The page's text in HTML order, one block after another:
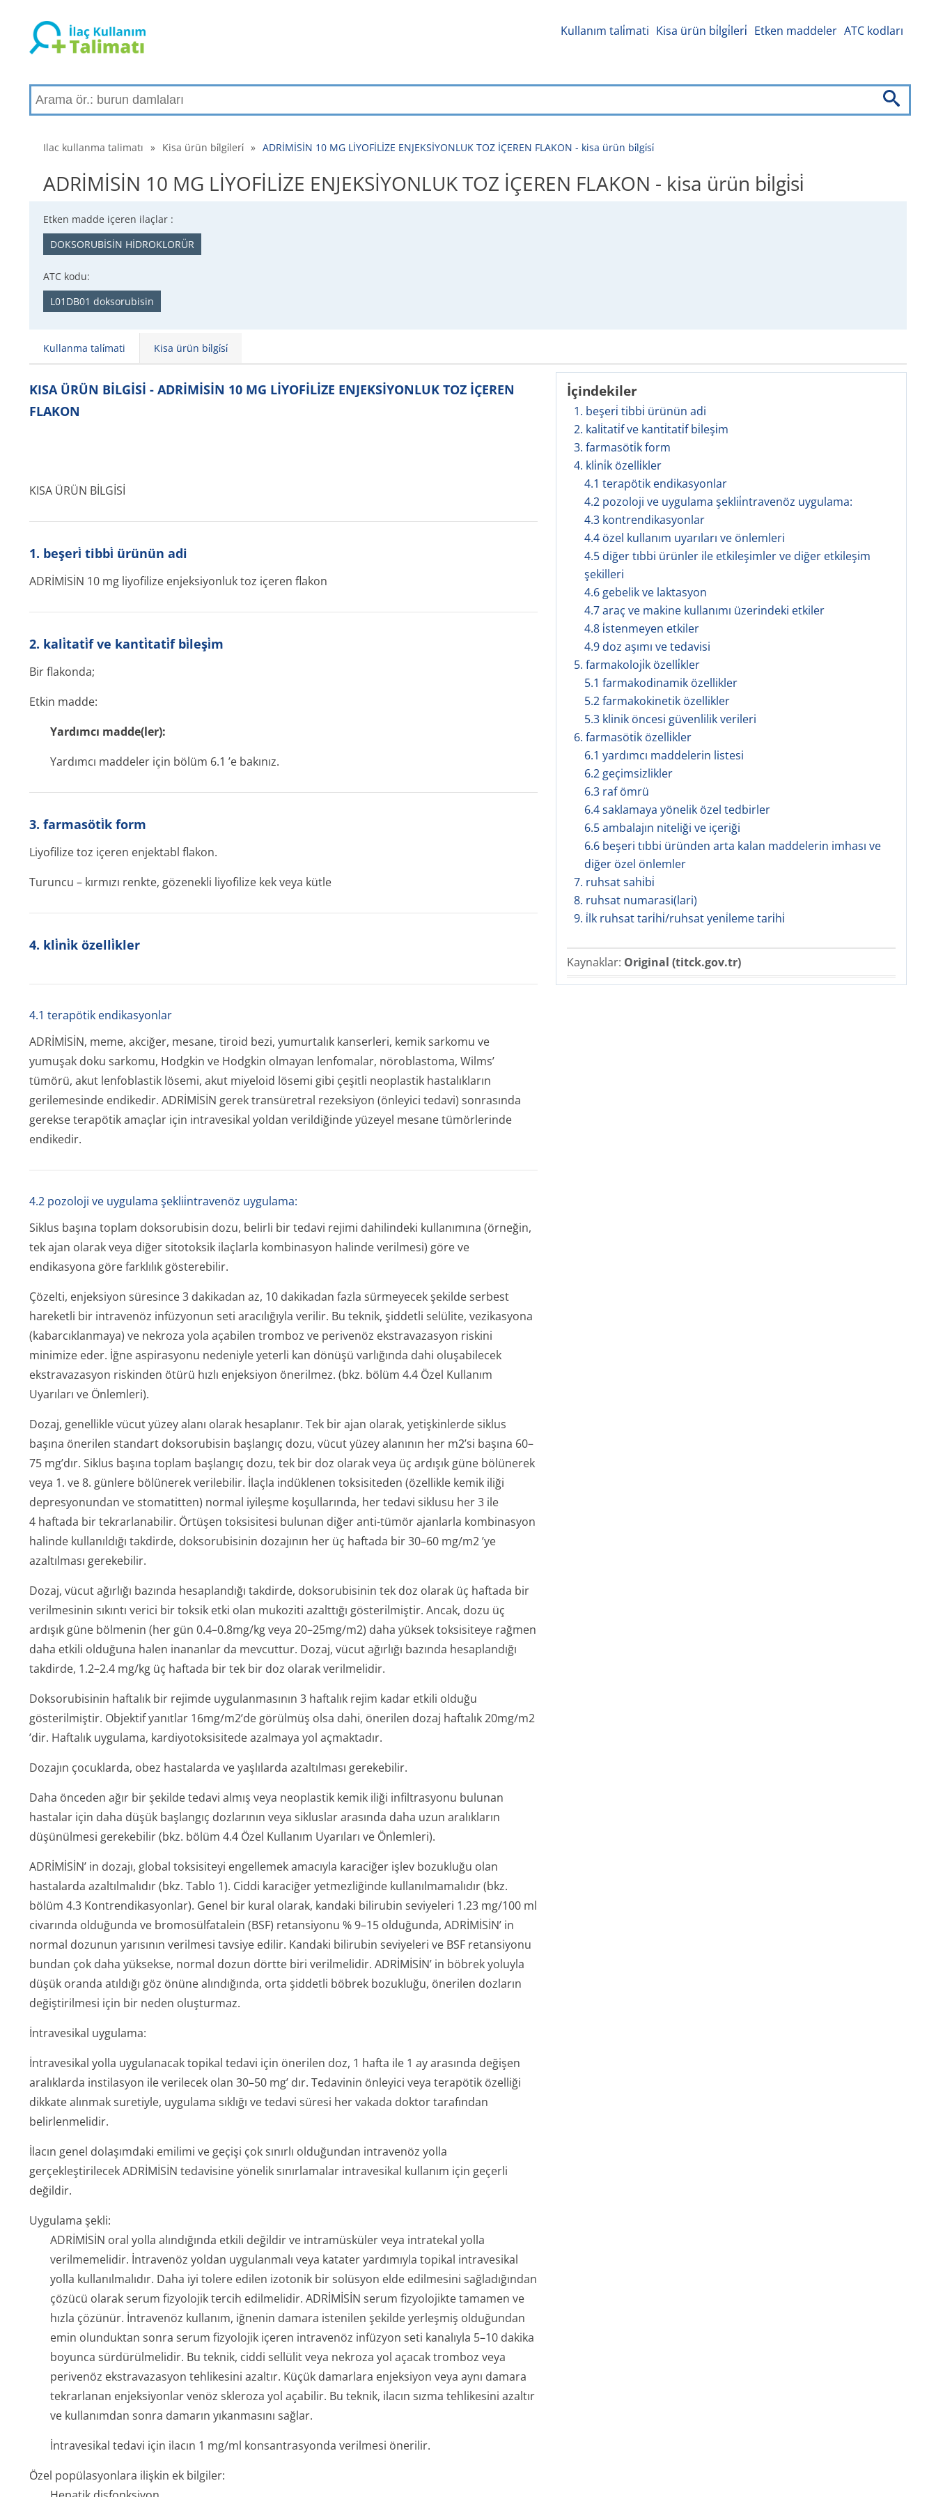
Kullanım tali̇mati Kisa ürün bi̇lgi̇leri̇ Etken maddeler ATC kodları
Ilac kullanma talimatı » Kisa ürün bi̇lgi̇leri̇ » ADRİMİSİN 10 MG LİYOFİLİZE ENJEKSİYONLUK TOZ İÇEREN FLAKON - kisa ürün bi̇lgi̇si̇
ADRİMİSİN 10 MG LİYOFİLİZE ENJEKSİYONLUK TOZ İÇEREN FLAKON - kisa ürün bi̇lgi̇si̇
Etken madde içeren ilaçlar :
DOKSORUBİSİN HİDROKLORÜR
ATC kodu:
L01DB01 doksorubisin
Kullanma tali̇mati Kisa ürün bi̇lgi̇si̇
İçindekiler
1. beşeri̇ tibbi̇ ürünün adi
2. kali̇tati̇f ve kanti̇tati̇f bi̇leşi̇m
3. farmasöti̇k form
4. kli̇ni̇k özelli̇kler
4.1 terapötik endikasyonlar
4.2 pozoloji ve uygulama şeklii̇ntravenöz uygulama:
4.3 kontrendikasyonlar
4.4 özel kullanım uyarıları ve önlemleri
4.5 diğer tıbbi ürünler ile etkileşimler ve diğer etkileşim
şekilleri
4.6 gebelik ve laktasyon
4.7 araç ve makine kullanımı üzerindeki etkiler
4.8 i̇stenmeyen etkiler
4.9 doz aşımı ve tedavisi
5. farmakoloji̇k özelli̇kler
5.1 farmakodinamik özellikler
5.2 farmakokinetik özellikler
5.3 klinik öncesi güvenlilik verileri
6. farmasöti̇k özelli̇kler
6.1 yardımcı maddelerin listesi
6.2 geçimsizlikler
6.3 raf ömrü
6.4 saklamaya yönelik özel tedbirler
6.5 ambalajın niteliği ve içeriği
6.6 beşeri tıbbi üründen arta kalan maddelerin imhası ve
diğer özel önlemler
7. ruhsat sahi̇bi̇
8. ruhsat numarasi(lari)
9. i̇lk ruhsat tari̇hi̇/ruhsat yeni̇leme tari̇hi̇
Kaynaklar: Original (titck.gov.tr)
KISA ÜRÜN BİLGİSİ - ADRİMİSİN 10 MG LİYOFİLİZE ENJEKSİYONLUK TOZ İÇEREN
FLAKON
KISA ÜRÜN BİLGİSİ
1. beşeri̇ tibbi̇ ürünün adi
ADRİMİSİN 10 mg liyofilize enjeksiyonluk toz içeren flakon
2. kali̇tati̇f ve kanti̇tati̇f bi̇leşi̇m
Bir flakonda;
Etkin madde:
Yardımcı madde(ler):
Yardımcı maddeler için bölüm 6.1 ’e bakınız.
3. farmasöti̇k form
Liyofilize toz içeren enjektabl flakon.
Turuncu – kırmızı renkte, gözenekli liyofilize kek veya kütle
4. kli̇ni̇k özelli̇kler
4.1 terapötik endikasyonlar
ADRİMİSİN, meme, akciğer, mesane, tiroid bezi, yumurtalık kanserleri, kemik sarkomu ve
yumuşak doku sarkomu, Hodgkin ve Hodgkin olmayan lenfomalar, nöroblastoma, Wilms’
tümörü, akut lenfoblastik lösemi, akut miyeloid lösemi gibi çeşitli neoplastik hastalıkların
gerilemesinde endikedir. ADRİMİSİN gerek transüretral rezeksiyon (önleyici tedavi) sonrasında
gerekse terapötik amaçlar için intravesikal yoldan verildiğinde yüzeyel mesane tümörlerinde
endikedir.
4.2 pozoloji ve uygulama şeklii̇ntravenöz uygulama:
Siklus başına toplam doksorubisin dozu, belirli bir tedavi rejimi dahilindeki kullanımına (örneğin,
tek ajan olarak veya diğer sitotoksik ilaçlarla kombinasyon halinde verilmesi) göre ve
endikasyona göre farklılık gösterebilir.
Çözelti, enjeksiyon süresince 3 dakikadan az, 10 dakikadan fazla sürmeyecek şekilde serbest
hareketli bir intravenöz infüzyonun seti aracılığıyla verilir. Bu teknik, şiddetli selülite, vezikasyona
(kabarcıklanmaya) ve nekroza yola açabilen tromboz ve perivenöz ekstravazasyon riskini
minimize eder. İğne aspirasyonu nedeniyle yeterli kan dönüşü varlığında dahi oluşabilecek
ekstravazasyon riskinden ötürü hızlı enjeksiyon önerilmez. (bkz. bölüm 4.4 Özel Kullanım
Uyarıları ve Önlemleri).
Dozaj, genellikle vücut yüzey alanı olarak hesaplanır. Tek bir ajan olarak, yetişkinlerde siklus
başına önerilen standart doksorubisin başlangıç dozu, vücut yüzey alanının her m2’si başına 60–
75 mg’dır. Siklus başına toplam başlangıç dozu, tek bir doz olarak veya üç ardışık güne bölünerek
veya 1. ve 8. günlere bölünerek verilebilir. İlaçla indüklenen toksisiteden (özellikle kemik iliği
depresyonundan ve stomatitten) normal iyileşme koşullarında, her tedavi siklusu her 3 ile
4 haftada bir tekrarlanabilir. Örtüşen toksisitesi bulunan diğer anti-tümör ajanlarla kombinasyon
halinde kullanıldığı takdirde, doksorubisinin dozajının her üç haftada bir 30–60 mg/m2 ’ye
azaltılması gerekebilir.
Dozaj, vücut ağırlığı bazında hesaplandığı takdirde, doksorubisinin tek doz olarak üç haftada bir
verilmesinin sıkıntı verici bir toksik etki olan mukoziti azalttığı gösterilmiştir. Ancak, dozu üç
ardışık güne bölmenin (her gün 0.4–0.8mg/kg veya 20–25mg/m2) daha yüksek toksisiteye rağmen
daha etkili olduğuna halen inananlar da mevcuttur. Dozaj, vücut ağırlığı bazında hesaplandığı
takdirde, 1.2–2.4 mg/kg üç haftada bir tek bir doz olarak verilmelidir.
Doksorubisinin haftalık bir rejimde uygulanmasının 3 haftalık rejim kadar etkili olduğu
gösterilmiştir. Objektif yanıtlar 16mg/m2’de görülmüş olsa dahi, önerilen dozaj haftalık 20mg/m2
’dir. Haftalık uygulama, kardiyotoksisitede azalmaya yol açmaktadır.
Dozajın çocuklarda, obez hastalarda ve yaşlılarda azaltılması gerekebilir.
Daha önceden ağır bir şekilde tedavi almış veya neoplastik kemik iliği infiltrasyonu bulunan
hastalar için daha düşük başlangıç dozlarının veya sikluslar arasında daha uzun aralıkların
düşünülmesi gerekebilir (bkz. bölüm 4.4 Özel Kullanım Uyarıları ve Önlemleri).
ADRİMİSİN’ in dozajı, global toksisiteyi engellemek amacıyla karaciğer işlev bozukluğu olan
hastalarda azaltılmalıdır (bkz. Tablo 1). Ciddi karaciğer yetmezliğinde kullanılmamalıdır (bkz.
bölüm 4.3 Kontrendi­kasyonlar). Genel bir kural olarak, kandaki bilirubin seviyeleri 1.23 mg/100 ml
civarında olduğunda ve bromosülfatalein (BSF) retansiyonu % 9–15 olduğunda, ADRİMİSİN’ in
normal dozunun yarısının verilmesi tavsiye edilir. Kandaki bilirubin seviyeleri ve BSF retansiyonu
bundan çok daha yüksekse, normal dozun dörtte biri verilmelidir. ADRİMİSİN’ in böbrek yoluyla
düşük oranda atıldığı göz önüne alındığında, orta şiddetli böbrek bozukluğu, önerilen dozların
değiştirilmesi için bir neden oluşturmaz.
İntravesikal uygulama:
İntravesikal yolla uygulanacak topikal tedavi için önerilen doz, 1 hafta ile 1 ay arasında değişen
aralıklarda instilasyon ile verilecek olan 30–50 mg’ dır. Tedavinin önleyici veya terapötik özelliği
dikkate alınmak suretiyle, uygulama sıklığı ve tedavi süresi her vakada doktor tarafından
belirlenmelidir.
İlacın genel dolaşımdaki emilimi ve geçişi çok sınırlı olduğundan intravenöz yolla
gerçekleştirilecek ADRİMİSİN tedavisine yönelik sınırlamalar intravesikal kullanım için geçerli
değildir.
Uygulama şekli:
ADRİMİSİN oral yolla alındığında etkili değildir ve intramüsküler veya intratekal yolla
verilmemelidir. İntravenöz yoldan uygulanmalı veya katater yardımıyla topikal intravesikal
yolla kullanılmalıdır. Daha iyi tolere edilen izotonik bir solüsyon elde edilmesini sağladığından
çözücü olarak serum fizyolojik tercih edilmelidir. ADRİMİSİN serum fizyolojikte tamamen ve
hızla çözünür. İntravenöz kullanım, iğnenin damara istenilen şekilde yerleşmiş olduğundan
emin olunduktan sonra serum fizyolojik içeren intravenöz infüzyon seti kanalıyla 5–10 dakika
boyunca sürdürülmelidir. Bu teknik, ciddi sellülit veya nekroza yol açacak tromboz veya
perivenöz ekstravazasyon tehlikesini azaltır. Küçük damarlara enjeksiyon veya aynı damara
tekrarlanan enjeksiyonlar venöz skleroza yol açabilir. Bu teknik, ilacın sızma tehlikesini azaltır
ve kullanımdan sonra damarın yıkanmasını sağlar.
İntravesikal tedavi için ilacın 1 mg/ml konsantrasyonda verilmesi önerilir.
Özel popülasyonlara ilişkin ek bilgiler: